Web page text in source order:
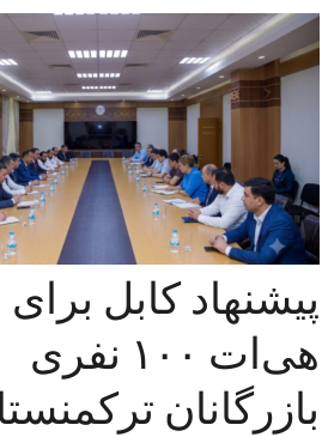
پیشنهاد کابل برای
هی‌ات ۱۰۰ نفری
بازرگانان